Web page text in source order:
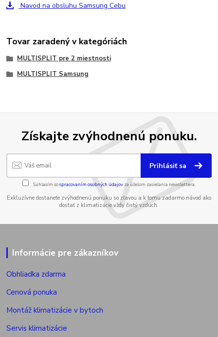
Navod na obsluhu Samsung Cebu
Tovar zaradený v kategóriách
MULTISPLIT pre 2 miestnosti
MULTISPLIT Samsung
Získajte zvýhodnenú ponuku.
Prihlásiť sa
Súhlasím sospracovaním osobných údajov za účelom zasielania newslettera.
Exkluzívne dostanete zvýhodnenú ponuku so zľavou a k tomu zadarmo návod ako
dostať z klimatizácie vždy čistý vzduch.
Informácie pre zákazníkov
Obhliadka zdarma
Cenová ponuka
Montáž klimatizácie v bytoch
Servis klimatizácie